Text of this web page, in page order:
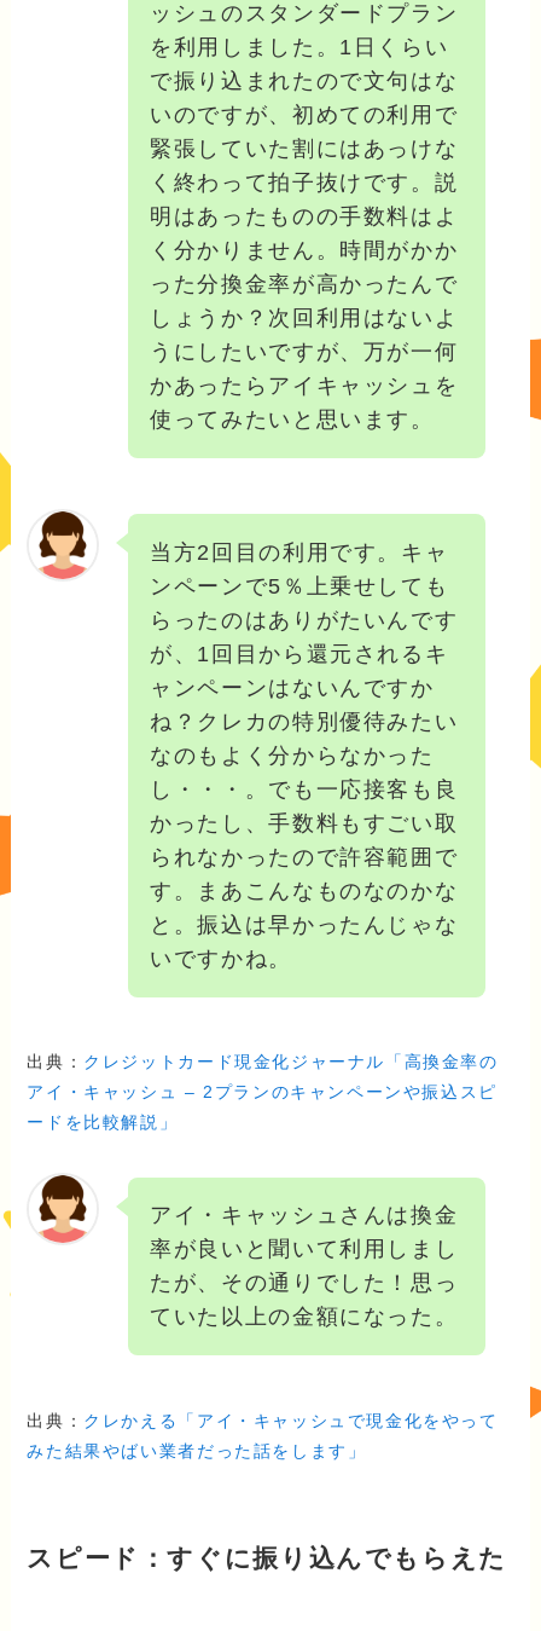
ッシュのスタンダードプラン
を利用しました。1日くらい
で振り込まれたので文句はな
いのですが、初めての利用で
緊張していた割にはあっけな
く終わって拍子抜けです。説
明はあったものの手数料はよ
く分かりません。時間がかか
った分換金率が高かったんで
しょうか？次回利用はないよ
うにしたいですが、万が一何
かあったらアイキャッシュを
使ってみたいと思います。
当方2回目の利用です。キャ
ンペーンで5％上乗せしても
らったのはありがたいんです
が、1回目から還元されるキ
ャンペーンはないんですか
ね？クレカの特別優待みたい
なのもよく分からなかった
し・・・。でも一応接客も良
かったし、手数料もすごい取
られなかったので許容範囲で
す。まあこんなものなのかな
と。振込は早かったんじゃな
いですかね。
出典： クレジットカード現金化ジャーナル「高換金率の
アイ・キャッシュ – 2プランのキャンペーンや振込スピ
ードを比較解説」
アイ・キャッシュさんは換金
率が良いと聞いて利用しまし
たが、その通りでした！思っ
ていた以上の金額になった。
出典： クレかえる「アイ・キャッシュで現金化をやって
みた結果やばい業者だった話をします」
スピード：すぐに振り込んでもらえた